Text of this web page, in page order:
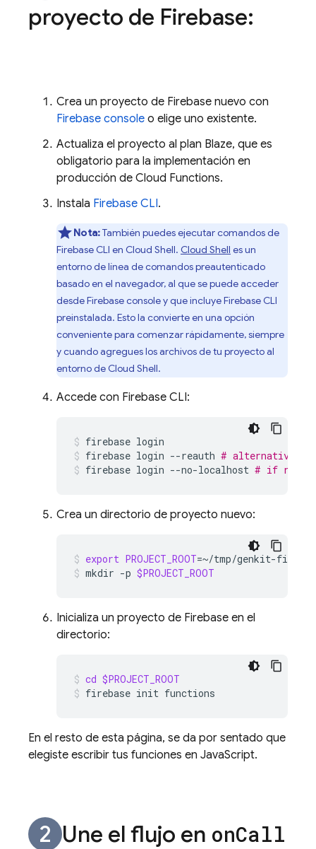
proyecto de Firebase:
Crea un proyecto de Firebase nuevo con
Firebase console o elige uno existente.
Actualiza el proyecto al plan Blaze, que es
obligatorio para la implementación en
producción de Cloud Functions.
Instala Firebase CLI.
Nota:También puedes ejecutar comandos de
Firebase CLI en Cloud Shell. Cloud Shell es un
entorno de línea de comandos preautenticado
basado en el navegador, al que se puede acceder
desdeFirebaseconsole y que incluyeFirebase CLI
preinstalada. Esto la convierte en una opción
conveniente para comenzar rápidamente, siempre
y cuando agregues los archivos de tu proyecto al
entorno de Cloud Shell.
Accede con Firebase CLI:
firebase login
firebase login --reauth # alternative, if
firebase login --no-localhost # if
Crea un directorio de proyecto nuevo:
export PROJECT_ROOT=~/tmp/genkit-
mkdir -p $PROJECT_ROOT
Inicializa un proyecto de Firebase en el
directorio:
cd $PROJECT_ROOT
firebase init functions
En el resto de esta página, se da por sentado que
elegiste escribir tus funciones en JavaScript.
Une el flujo en onCall